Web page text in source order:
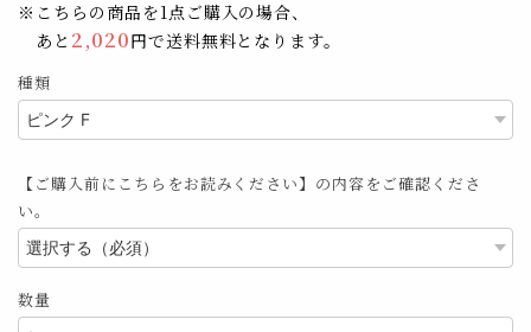
※こちらの商品を1点ご購入の場合、
あと 2,020円で送料無料となります。
種類
【ご購入前にこちらをお読みください】の内容をご確認くださ
い。
数量